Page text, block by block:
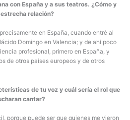
con España y a sus teatros. ¿Cómo y
relación?
en España, cuando entré al
Domingo en Valencia; y de ahí poco
profesional, primero en España, y
de otros países europeos y de otros
de tu voz y cuál sería el rol que
cantar?
porque puede ser que quienes me vieron